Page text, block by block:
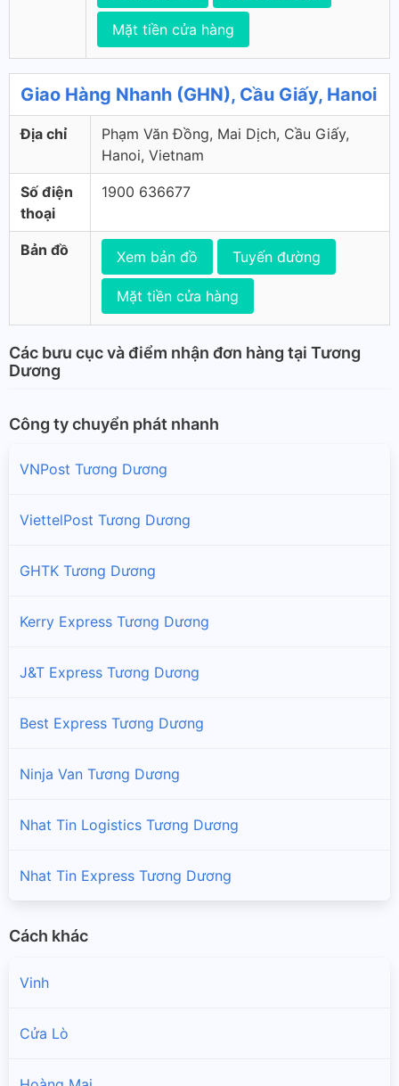
Mặt tiền cửa hàng
Giao Hàng Nhanh (GHN), Cầu Giấy, Hanoi
Địa chỉ
Phạm Văn Đồng, Mai Dịch, Cầu Giấy,
Hanoi, Vietnam
Số điện
thoại
1900 636677
Bản đồ Xem bản đồ Tuyến đường
Mặt tiền cửa hàng
Các bưu cục và điểm nhận đơn hàng tại Tương
Dương
Công ty chuyển phát nhanh
VNPost Tương Dương
ViettelPost Tương Dương
GHTK Tương Dương
Kerry Express Tương Dương
J&T Express Tương Dương
Best Express Tương Dương
Ninja Van Tương Dương
Nhat Tin Logistics Tương Dương
Nhat Tin Express Tương Dương
Cách khác
Vinh
Cửa Lò